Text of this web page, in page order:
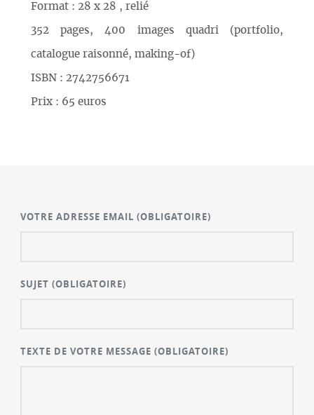
Format : 28 x 28 , relié
352 pages, 400 images quadri (portfolio,
catalogue raisonné, making-of)
ISBN : 2742756671
Prix : 65 euros
VOTRE ADRESSE EMAIL(OBLIGATOIRE)
SUJET(OBLIGATOIRE)
TEXTE DE VOTRE MESSAGE(OBLIGATOIRE)